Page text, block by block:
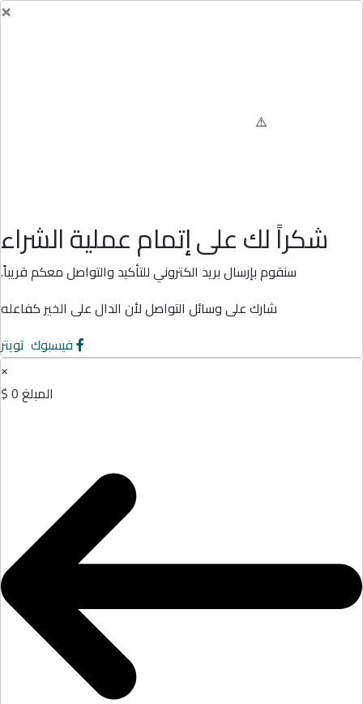
×
شكراً لك على إتمام عملية الشراء
سنقوم بإرسال بريد الكتروني للتأكيد والتواصل معكم قريباً.
شارك على وسائل التواصل لأن الدال على الخير كفاعله
فيسبوك تويتر
×
المبلغ0 $